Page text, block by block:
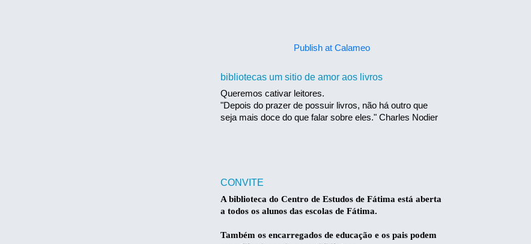
Publish at Calameo
bibliotecas um sitio de amor aos livros
Queremos cativar leitores.
"Depois do prazer de possuir livros, não há outro que
seja mais doce do que falar sobre eles." Charles Nodier
CONVITE
A biblioteca do Centro de Estudos de Fátima está aberta
a todos os alunos das escolas de Fátima.
Também os encarregados de educação e os pais podem